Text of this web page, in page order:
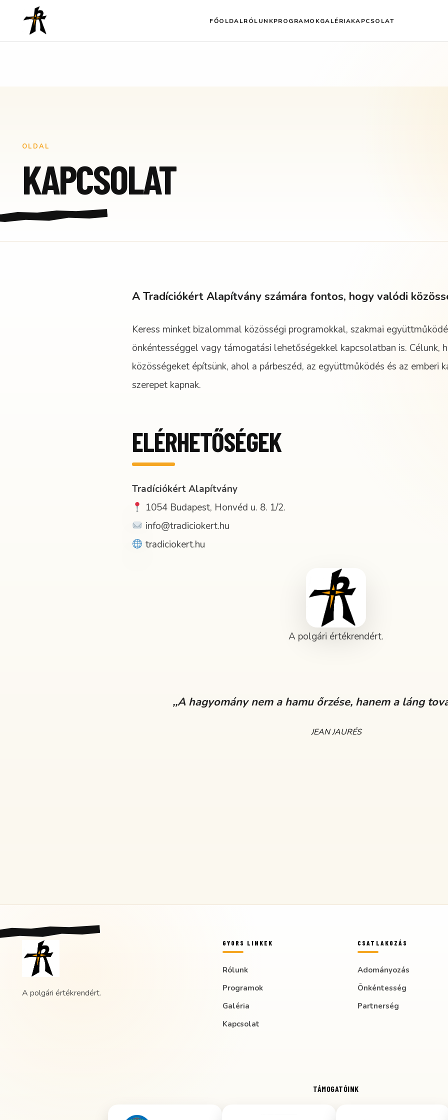
tartalomhoz
FŐOLDALRÓLUNKPROGRAMOKGALÉRIAKAPCSOLAT
OLDAL
KAPCSOLAT
A Tradíciókért Alapítvány számára fontos, hogy valódi
Keress minket bizalommal közösségi programokkal, szakmai
önkéntességgel vagy támogatási lehetőségekkel kapcsolatban is. Célunk,
közösségeket építsünk, ahol a párbeszéd, az együttműködés és az emberi
szerepet kapnak.
ELÉRHETŐSÉGEK
Tradíciókért Alapítvány
1054 Budapest, Honvéd u. 8. 1/2.
info@tradiciokert.hu
tradiciokert.hu
A polgári értékrendért.
,,A hagyomány nem a hamu őrzése, hanem a láng
JEAN JAURÉS
A polgári értékrendért.
GYORS LINKEK
Rólunk
Programok
Galéria
Kapcsolat
CSATLAKOZÁS
Adományozás
Önkéntesség
Partnerség
TÁMOGATÓINK